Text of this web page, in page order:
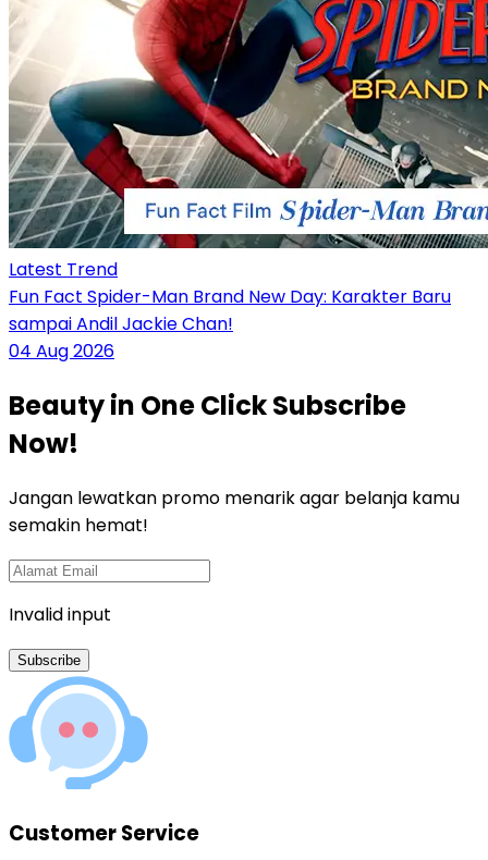
Latest Trend
Fun Fact Spider-Man Brand New Day: Karakter Baru
sampai Andil Jackie Chan!
04 Aug 2026
Beautyin One ClickSubscribe
Now!
Jangan lewatkan promo menarik agar belanja kamu
semakin hemat!
Invalid input
Subscribe
Customer Service